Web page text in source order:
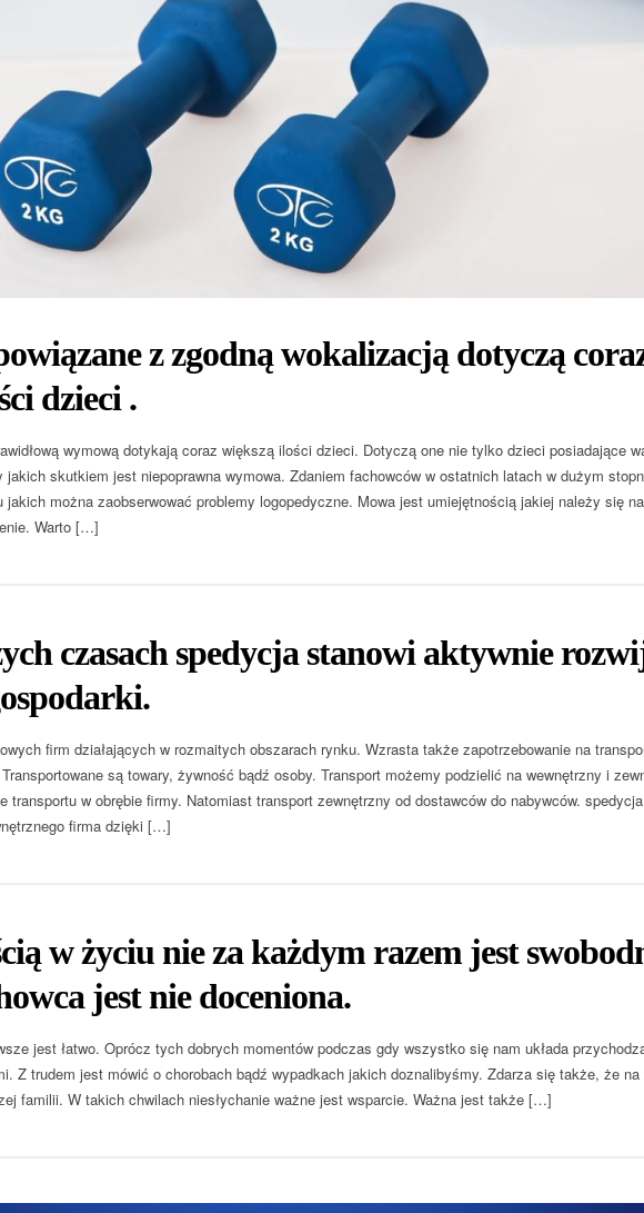
z zgodną wokalizacją dotyczą
dzieci .
wymową dotykają coraz większą ilości dzieci. Dotyczą one nie tylko dzieci posiadające
jakich skutkiem jest niepoprawna wymowa. Zdaniem fachowców w ostatnich latach w dużym
jakich można zaobserwować problemy logopedyczne. Mowa jest umiejętnością jakiej należy się
Warto […]
czasach spedycja stanowi aktywnie
firm działających w rozmaitych obszarach rynku. Wzrasta także zapotrzebowanie na
są towary, żywność bądź osoby. Transport możemy podzielić na wewnętrzny i
transportu w obrębie firmy. Natomiast transport zewnętrzny od dostawców do nabywców.
firma dzięki […]
w życiu nie za każdym razem jest
jest nie doceniona.
jest łatwo. Oprócz tych dobrych momentów podczas gdy wszystko się nam układa
Z trudem jest mówić o chorobach bądź wypadkach jakich doznalibyśmy. Zdarza się także, że na
familii. W takich chwilach niesłychanie ważne jest wsparcie. Ważna jest także […]